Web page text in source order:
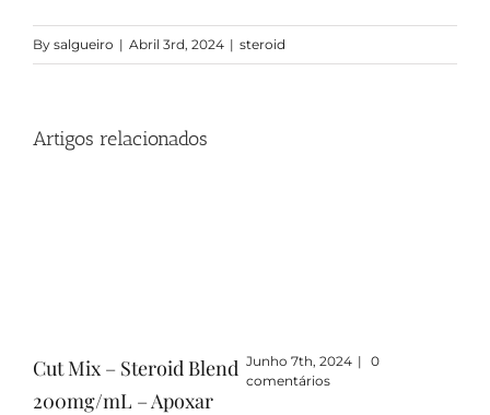
By salgueiro | Abril 3rd, 2024 | steroid
Artigos relacionados
Cut Mix – Steroid Blend
200mg/mL – Apoxar
Junho 7th, 2024 | 0
comentários